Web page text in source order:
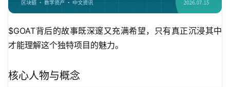
$GOAT背后的故事既深邃又充满希望，只有真正沉浸其中
才能理解这个独特项目的魅力。
核心人物与概念